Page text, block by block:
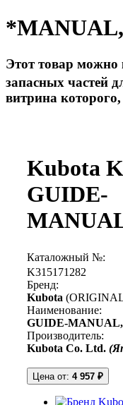
Этот товар можно
запасных частей
витрина
Kubota
GUIDE-
Каталожный №:
K315171282
Бренд:
Kubota
Наименование:
GUIDE-
Производитель:
Kubota Co. Ltd.
Цена от: 4 957 ₽